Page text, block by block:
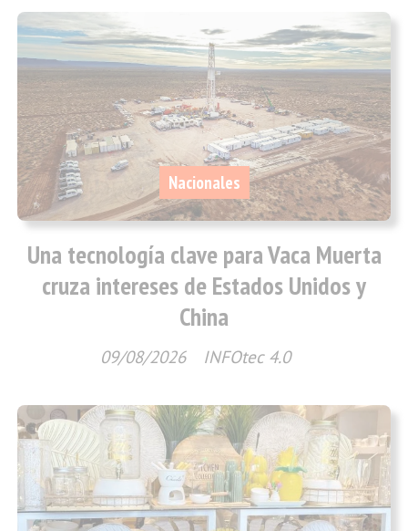
Una tecnología clave para Vaca Muerta
cruza intereses de Estados Unidos y
China
INFOtec 4.0
Nacionales
09/08/2026